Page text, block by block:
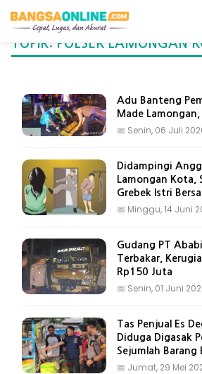
TOPIK: POLSEK LAMONGAN
Adu Banteng
Made
📅 Senin, 06 Juli
Didampingi
Lamongan Kota,
Grebek Istri
Kamar Kos
📅 Minggu, 14 Juni
Gudang PT
Terbakar,
Rp150 Juta
📅 Senin, 01 Juni
Tas Penjual Es
Diduga Digasak
Sejumlah Barang
📅 Jumat, 29 Mei